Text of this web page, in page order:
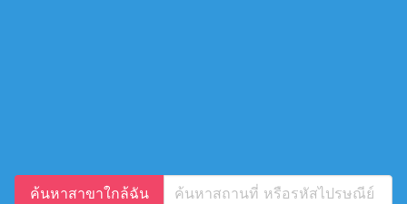
ค้นหาสาขาใกล้ฉัน